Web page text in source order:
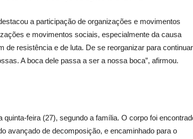
a participação de organizações e movimentos
e movimentos sociais, especialmente da causa
de resistência e de luta. De se reorganizar para continuar
A boca dele passa a ser a nossa boca”, afirmou.
feira (27), segundo a família. O corpo foi
avançado de decomposição, e encaminhado para o